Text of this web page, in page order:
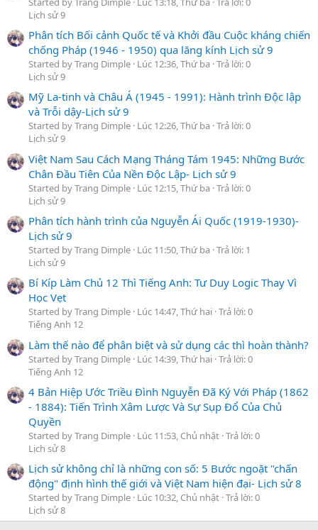
Lịch sử 9
Phân tích Bối cảnh Quốc tế và Khởi đầu Cuộc kháng chiến
chống Pháp (1946 - 1950) qua lăng kính Lịch sử 9
Started by Trang Dimple Lúc 12:36, Thứ ba Trả lời: 0
Lịch sử 9
Mỹ La-tinh và Châu Á (1945 - 1991): Hành trình Độc lập
và Trỗi dậy-Lịch sử 9
Started by Trang Dimple Lúc 12:26, Thứ ba Trả lời: 0
Lịch sử 9
Việt Nam Sau Cách Mạng Tháng Tám 1945: Những Bước
Chân Đầu Tiên Của Nền Độc Lập- Lịch sử 9
Started by Trang Dimple Lúc 12:15, Thứ ba Trả lời: 0
Lịch sử 9
Phân tích hành trình của Nguyễn Ái Quốc (1919-1930)-
Lịch sử 9
Started by Trang Dimple Lúc 11:50, Thứ ba Trả lời: 1
Lịch sử 9
Bí Kíp Làm Chủ 12 Thì Tiếng Anh: Tư Duy Logic Thay Vì
Học Vẹt
Started by Trang Dimple Lúc 14:47, Thứ hai Trả lời: 0
Tiếng Anh 12
Làm thế nào để phân biệt và sử dụng các thì hoàn thành?
Started by Trang Dimple Lúc 14:39, Thứ hai Trả lời: 0
Tiếng Anh 12
4 Bản Hiệp Ước Triều Đình Nguyễn Đã Ký Với Pháp (1862
- 1884): Tiến Trình Xâm Lược Và Sự Sụp Đổ Của Chủ
Quyền
Started by Trang Dimple Lúc 11:53, Chủ nhật Trả lời: 0
Lịch sử 8
Lịch sử không chỉ là những con số: 5 Bước ngoặt "chấn
động" định hình thế giới và Việt Nam hiện đại- Lịch sử 8
Started by Trang Dimple Lúc 10:32, Chủ nhật Trả lời: 0
Lịch sử 8